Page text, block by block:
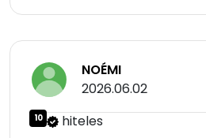
NOÉMI
2026.06.02
10
hiteles